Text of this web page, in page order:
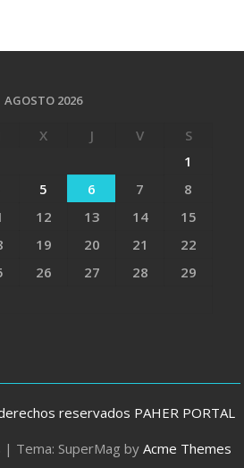
AGOSTO 2026
X J V
S
1
5 6 7
8
12 13 14
15
19 20 21
22
26 27 28
29
reservados PAHER PORTAL
| Tema: SuperMag by Acme Themes